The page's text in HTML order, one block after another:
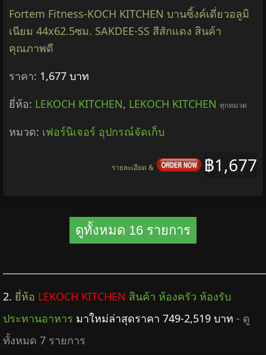
Fortem Fitness-KOCH KITCHEN บานซิ้งค์เดี่ยวอลูมิ
เนียม 44x62.5ซม. SAKDEE-SS สีสักแดง สินค้า
คุณภาพดี
ราคา: 1,677 บาท
ยี่ห้อ: LEKOCH KITCHEN, LEKOCH KITCHEN ทุกหมวด
หมวด: เฟอร์นิเจอร์ อุปกรณ์จัดเก็บ
฿1,677
รายละเอียด &
ดูทั้งหมด 16 รายการ
2. ยี่ห้อ LEKOCH KITCHEN สินค้า ห้องครัว ห้องรับ
ประทานอาหาร มาใหม่ล่าสุดราคา 749-2,519 บาท - ดู
ทั้งหมด 7 รายการ